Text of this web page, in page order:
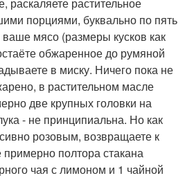
порциями, буквально по пять
мясо (размеры кусков как
обжаренное до румяной
в миску. Ничего пока не
в растительном масле
две крупных головки на
- не принципиальна. Но как
розовым, возвращаете к
полтора стакана
чая с лимоном и 1 чайной